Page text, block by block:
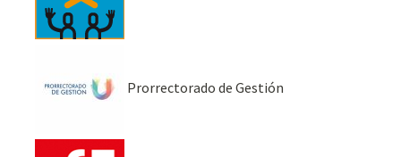
Prorrectorado de Gestión